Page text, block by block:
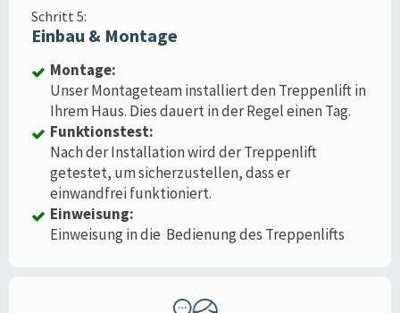
Schritt 5:
Einbau & Montage
Montage:
Unser Montageteam installiert den Treppenlift in
Ihrem Haus. Dies dauert in der Regel einen Tag.
Funktionstest:
Nach der Installation wird der Treppenlift
getestet, um sicherzustellen, dass er
einwandfrei funktioniert.
Einweisung:
Einweisung in die Bedienung des Treppenlifts